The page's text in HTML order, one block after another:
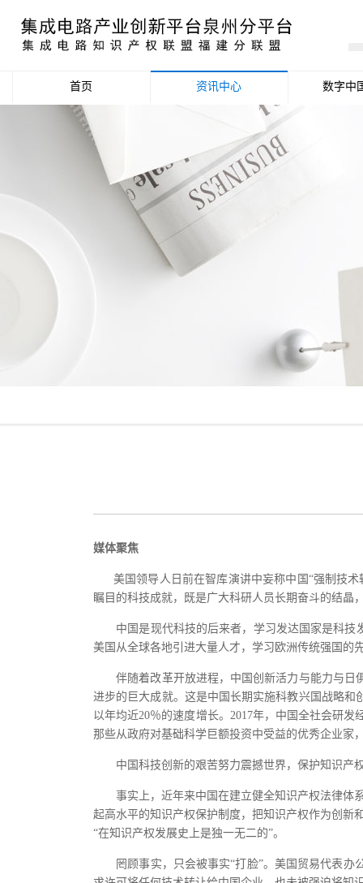
首页 资讯中心
政策信息
活动公告
数据统计分析
数字中
媒体聚焦
美国领导人日前在智库演讲中妄称中国“强制技术
瞩目的科技成就，既是广大科研人员长期奋斗的结晶
中国是现代科技的后来者，学习发达国家是科技发
美国从全球各地引进大量人才，学习欧洲传统强国的
伴随着改革开放进程，中国创新活力与能力与日
进步的巨大成就。这是中国长期实施科教兴国战略和
以年均近20％的速度增长。2017年，中国全社会研
那些从政府对基础科学巨额投资中受益的优秀企业家
中国科技创新的艰苦努力震撼世界，保护知识产
事实上，近年来中国在建立健全知识产权法律体系
起高水平的知识产权保护制度，把知识产权作为创新
“在知识产权发展史上是独一无二的”。
罔顾事实，只会被事实“打脸”。美国贸易代表办